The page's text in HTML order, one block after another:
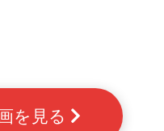
を見る